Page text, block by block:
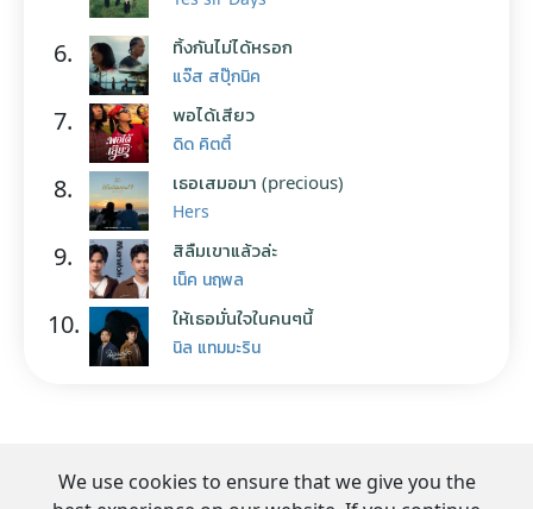
6. ทิ้งกันไม่ได้หรอก
แจ๊ส สปุ๊กนิค
7. พอได้เสียว
ดิด คิตตี้
8. เธอเสมอมา (precious)
Hers
9. สิลืมเขาแล้วล่ะ
เน็ค นฤพล
10. ให้เธอมั่นใจในคนๆนี้
นิล แทมมะริน
We use cookies to ensure that we give you the